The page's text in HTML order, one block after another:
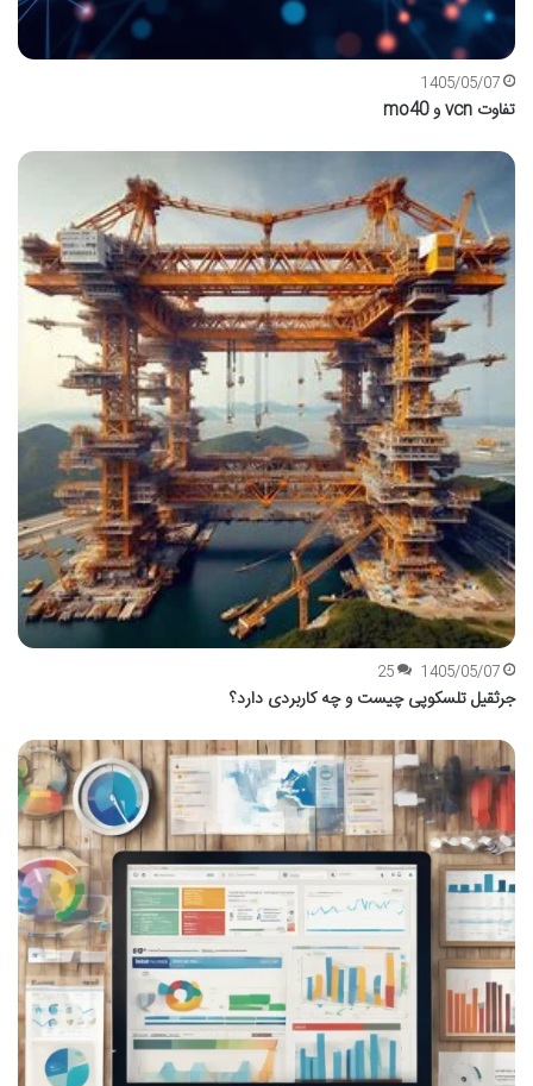
1405/05/07
تفاوت vcn و mo40
1405/05/07
25
جرثقیل تلسکوپی چیست و چه کاربردی دارد؟